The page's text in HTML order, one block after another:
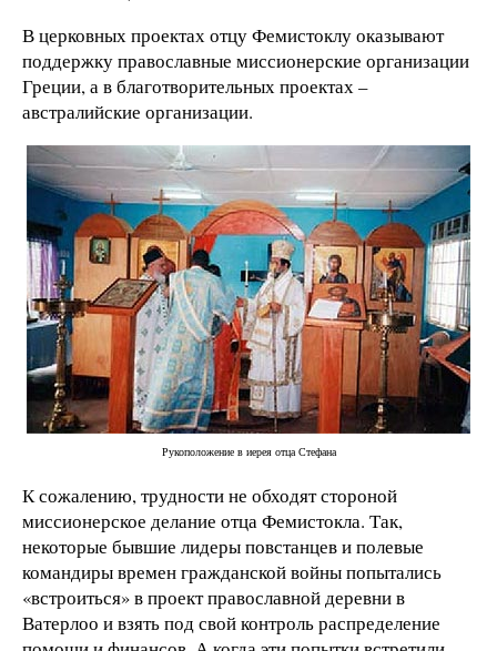
В церковных проектах отцу Фемистоклу оказывают
поддержку православные миссионерские организации
Греции, а в благотворительных проектах –
австралийские организации.
Рукоположение в иерея отца Стефана
К сожалению, трудности не обходят стороной
миссионерское делание отца Фемистокла. Так,
некоторые бывшие лидеры повстанцев и полевые
командиры времен гражданской войны попытались
«встроиться» в проект православной деревни в
Ватерлоо и взять под свой контроль распределение